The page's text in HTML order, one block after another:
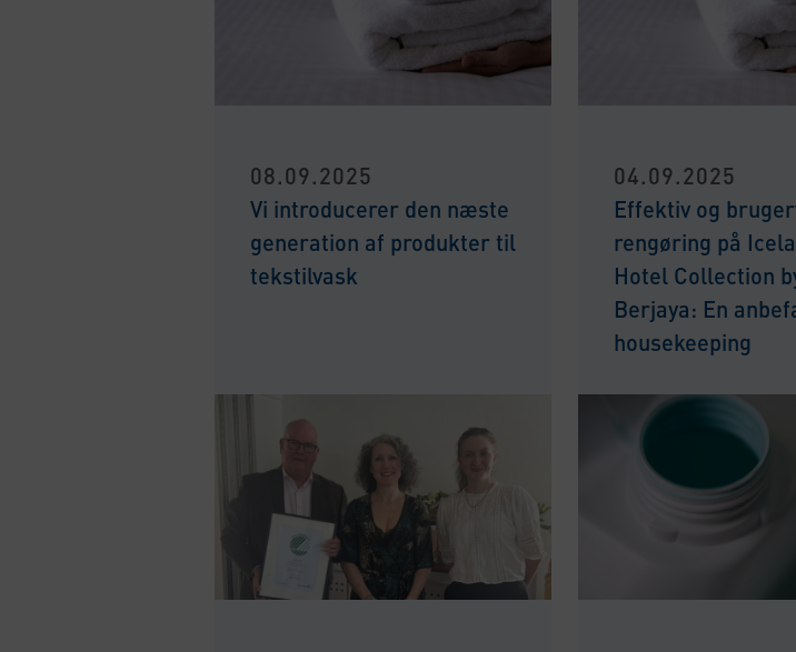
08.09.2025
Vi introducerer den næste
generation af produkter til
tekstilvask
04.09.2025
Effektiv og
rengøring på
Hotel Collection
Berjaya: En
housekeeping